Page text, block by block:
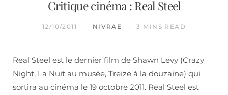
Critique cinéma : Real Steel
12/10/2011 NIVRAE 3 MINS READ
Real Steel est le dernier film de Shawn Levy (Crazy
Night, La Nuit au musée, Treize à la douzaine) qui
sortira au cinéma le 19 octobre 2011. Real Steel est